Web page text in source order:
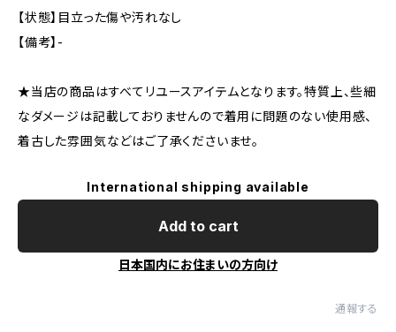
【状態】目立った傷や汚れなし
【備考】-
★当店の商品はすべてリユースアイテムとなります。特質上、些細
なダメージは記載しておりませんので着用に問題のない使用感、
着古した雰囲気などはご了承くださいませ。
International shipping available
Add to cart
日本国内にお住まいの方向け
通報する